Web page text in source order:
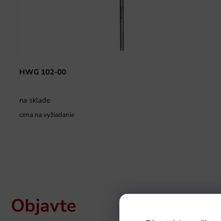
HWG 102-00
na sklade
cena na vyžiadanie
Objavte